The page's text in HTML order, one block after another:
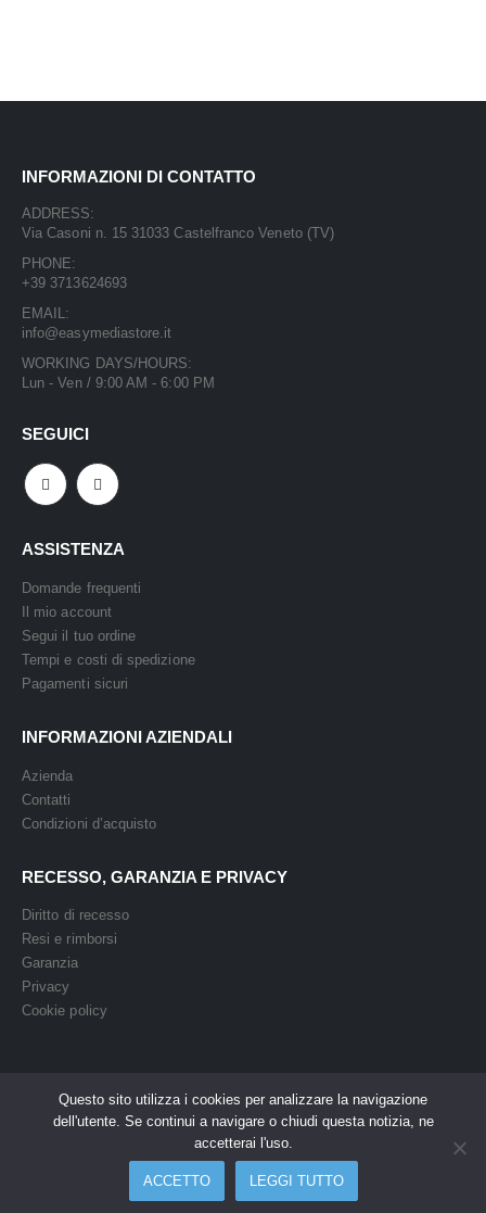
INFORMAZIONI DI CONTATTO
ADDRESS:
Via Casoni n. 15 31033 Castelfranco Veneto (TV)
PHONE:
+39 3713624693
EMAIL:
info@easymediastore.it
WORKING DAYS/HOURS:
Lun - Ven / 9:00 AM - 6:00 PM
SEGUICI
ASSISTENZA
Domande frequenti
Il mio account
Segui il tuo ordine
Tempi e costi di spedizione
Pagamenti sicuri
INFORMAZIONI AZIENDALI
Azienda
Contatti
Condizioni d’acquisto
RECESSO, GARANZIA E PRIVACY
Diritto di recesso
Resi e rimborsi
Garanzia
Privacy
Cookie policy
Powered by Easy Media © 2008. All Rights Reserved
Questo sito utilizza i cookies per analizzare la navigazione
dell'utente. Se continui a navigare o chiudi questa notizia, ne
accetterai l'uso.
ACCETTO LEGGI TUTTO